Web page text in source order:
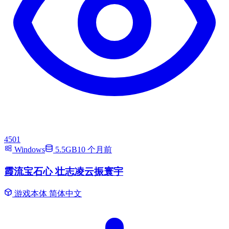
4501
Windows
5.5GB10 个月前
霞流宝石心 壮志凌云振寰宇
游戏本体 简体中文